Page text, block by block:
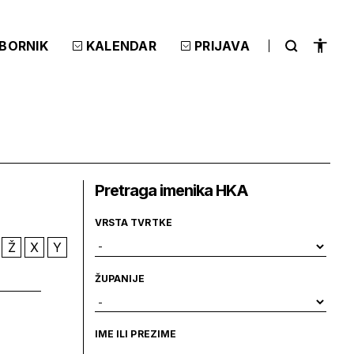
KALENDAR PRIJAVA
Ž X Y
Pretraga imenika HKA
VRSTA TVRTKE
ŽUPANIJE
IME ILI PREZIME